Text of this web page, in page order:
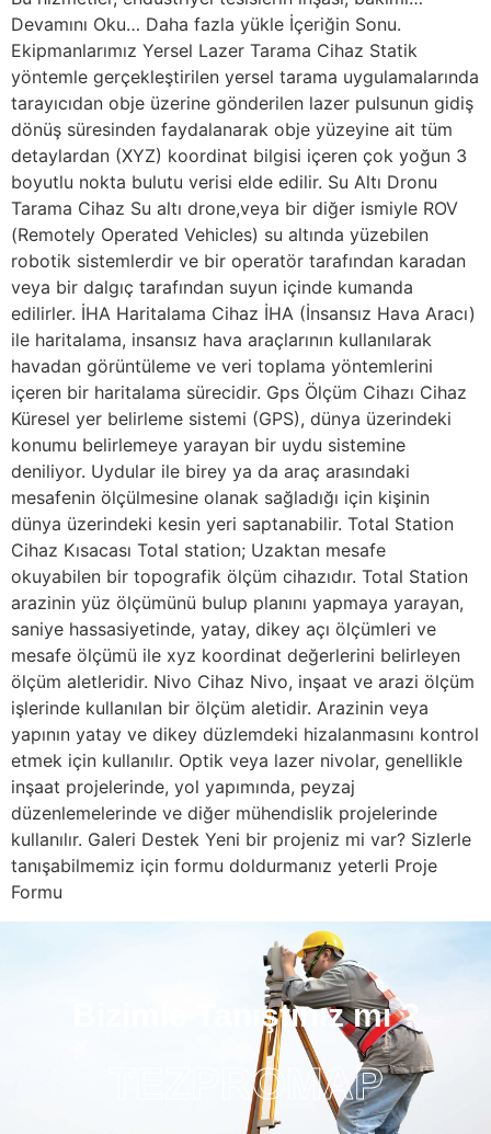
Devamını Oku… Daha fazla yükle İçeriğin Sonu.
Ekipmanlarımız Yersel Lazer Tarama Cihaz Statik
yöntemle gerçekleştirilen yersel tarama uygulamalarında
tarayıcıdan obje üzerine gönderilen lazer pulsunun gidiş
dönüş süresinden faydalanarak obje yüzeyine ait tüm
detaylardan (XYZ) koordinat bilgisi içeren çok yoğun 3
boyutlu nokta bulutu verisi elde edilir. Su Altı Dronu
Tarama Cihaz Su altı drone,veya bir diğer ismiyle ROV
(Remotely Operated Vehicles) su altında yüzebilen
robotik sistemlerdir ve bir operatör tarafından karadan
veya bir dalgıç tarafından suyun içinde kumanda
edilirler. İHA Haritalama Cihaz İHA (İnsansız Hava Aracı)
ile haritalama, insansız hava araçlarının kullanılarak
havadan görüntüleme ve veri toplama yöntemlerini
içeren bir haritalama sürecidir. Gps Ölçüm Cihazı Cihaz
Küresel yer belirleme sistemi (GPS), dünya üzerindeki
konumu belirlemeye yarayan bir uydu sistemine
deniliyor. Uydular ile birey ya da araç arasındaki
mesafenin ölçülmesine olanak sağladığı için kişinin
dünya üzerindeki kesin yeri saptanabilir. Total Station
Cihaz Kısacası Total station; Uzaktan mesafe
okuyabilen bir topografik ölçüm cihazıdır. Total Station
arazinin yüz ölçümünü bulup planını yapmaya yarayan,
saniye hassasiyetinde, yatay, dikey açı ölçümleri ve
mesafe ölçümü ile xyz koordinat değerlerini belirleyen
ölçüm aletleridir. Nivo Cihaz Nivo, inşaat ve arazi ölçüm
işlerinde kullanılan bir ölçüm aletidir. Arazinin veya
yapının yatay ve dikey düzlemdeki hizalanmasını kontrol
etmek için kullanılır. Optik veya lazer nivolar, genellikle
inşaat projelerinde, yol yapımında, peyzaj
düzenlemelerinde ve diğer mühendislik projelerinde
kullanılır. Galeri Destek Yeni bir projeniz mi var? Sizlerle
tanışabilmemiz için formu doldurmanız yeterli Proje
Formu
Bizimle Tanıştınız mı ?
TEZPROMAP